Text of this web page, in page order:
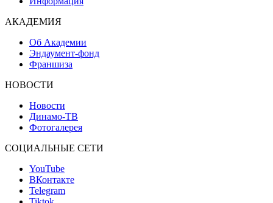
АКАДЕМИЯ
Об Академии
Эндаумент-фонд
Франшиза
НОВОСТИ
Новости
Динамо-ТВ
Фотогалерея
СОЦИАЛЬНЫЕ СЕТИ
YouTube
ВКонтакте
Telegram